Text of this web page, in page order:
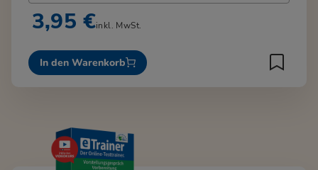
3,95 €inkl. MwSt.
In den Warenkorb